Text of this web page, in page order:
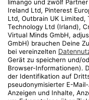
Kundenservice
Shop
Aktionen
Travel